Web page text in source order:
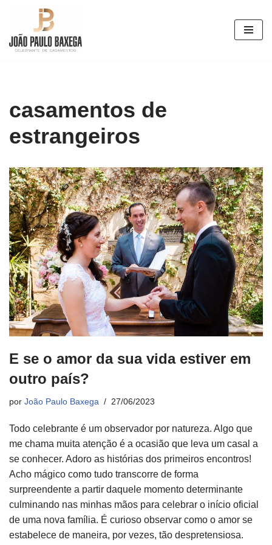
Pular
para
casamentos de
estrangeiros
E se o amor da sua vida estiver em
outro país?
por João Paulo Baxega 27/06/2023
Todo celebrante é um observador por natureza. Algo que
me chama muita atenção é a ocasião que leva um casal a
se conhecer. Adoro as histórias dos primeiros encontros!
Acho mágico como tudo transcorre de forma
surpreendente a partir daquele momento determinante
culminando nas minhas mãos para celebrar o início oficial
de uma nova família. É curioso observar como o amor se
estabelece de maneira, por vezes, tão despretensiosa.